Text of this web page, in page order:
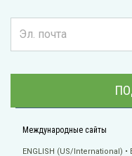
Международные сайты
ENGLISH (US/International)